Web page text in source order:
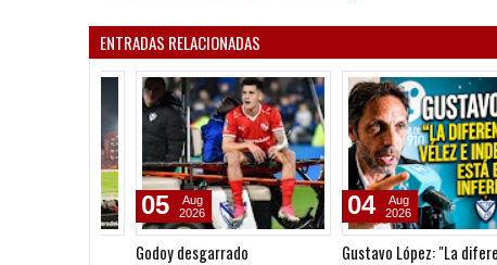
ENTRADAS RELACIONADAS
Godoy desgarrado
05
Aug
2026
Gustavo López: "La diferencia
04
Aug
2026